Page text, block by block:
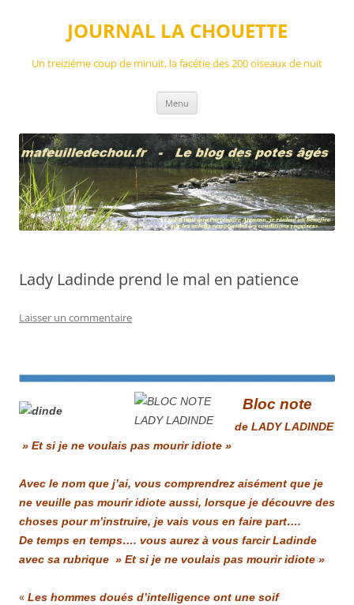
JOURNAL LA CHOUETTE
Un treizième coup de minuit, la facétie des 200 oiseaux de nuit
Menu
Lady Ladinde prend le mal en patience
Laisser un commentaire
Bloc note
de LADY LADINDE
» Et si je ne voulais pas mourir idiote »
Avec le nom que j’ai, vous comprendrez aisément que je
ne veuille pas mourir idiote aussi, lorsque je découvre des
choses pour m’instruire, je vais vous en faire part….
De temps en temps…. vous aurez à vous farcir Ladinde
avec sa rubrique » Et si je ne voulais pas mourir idiote »
« Les hommes doués d’intelligence ont une soif